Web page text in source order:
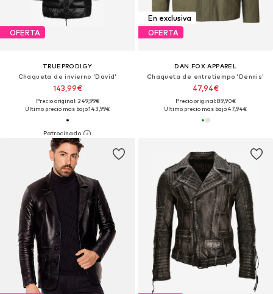
OFERTA
TRUEPRODIGY
Chaqueta de invierno 'David'
143,99€
Precio original: 249,99€
Último precio más bajo:143,99€
En exclusiva
OFERTA
DAN FOX APPAREL
Chaqueta de entretiempo 'Dennis'
47,94€
Precio original: 89,90€
Último precio más bajo:47,94€